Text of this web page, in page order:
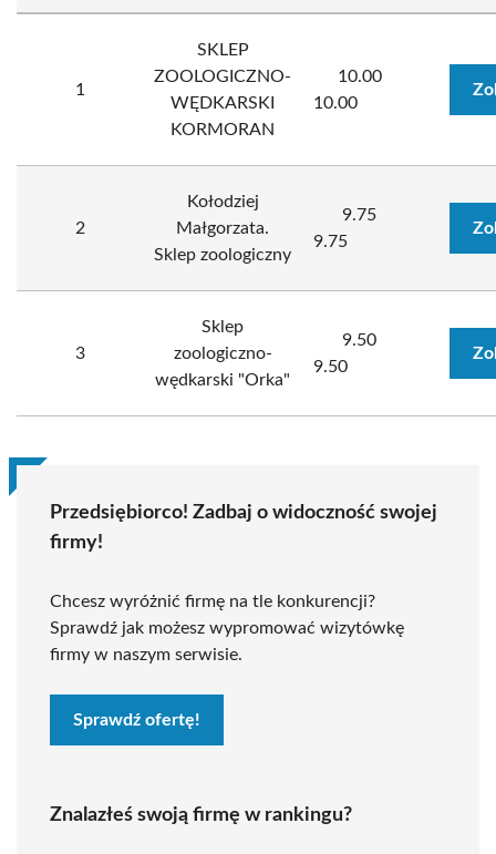
1
SKLEP
ZOOLOGICZNO-
WĘDKARSKI
KORMORAN
10.00
10.00
2
Kołodziej
Małgorzata.
Sklep zoologiczny
9.75
9.75
3
Sklep
zoologiczno-
wędkarski "Orka"
9.50
9.50
Przedsiębiorco! Zadbaj o widoczność swojej
firmy!
Chcesz wyróżnić firmę na tle konkurencji?
Sprawdź jak możesz wypromować wizytówkę
firmy w naszym serwisie.
Sprawdź ofertę!
Znalazłeś swoją firmę w rankingu?